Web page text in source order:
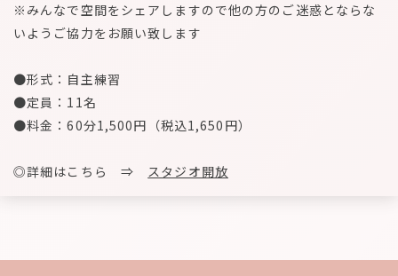
※みんなで空間をシェアしますので他の方のご迷惑とならな
いようご協力をお願い致します
●形式：自主練習
●定員：11名
●料金：60分1,500円（税込1,650円）
◎詳細はこちら ⇒ スタジオ開放